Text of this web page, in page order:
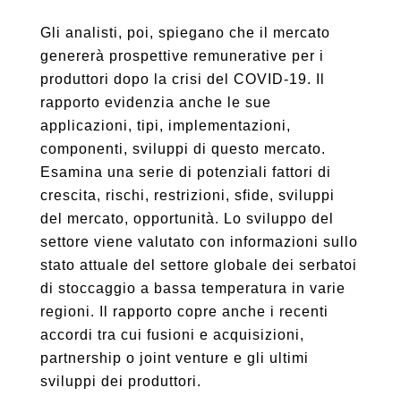
Gli analisti, poi, spiegano che il mercato
genererà prospettive remunerative per i
produttori dopo la crisi del COVID-19. Il
rapporto evidenzia anche le sue
applicazioni, tipi, implementazioni,
componenti, sviluppi di questo mercato.
Esamina una serie di potenziali fattori di
crescita, rischi, restrizioni, sfide, sviluppi
del mercato, opportunità. Lo sviluppo del
settore viene valutato con informazioni sullo
stato attuale del settore globale dei serbatoi
di stoccaggio a bassa temperatura in varie
regioni. Il rapporto copre anche i recenti
accordi tra cui fusioni e acquisizioni,
partnership o joint venture e gli ultimi
sviluppi dei produttori.